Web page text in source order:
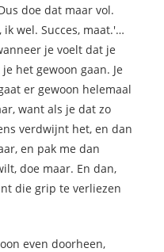
doe dat maar vol.
ik wel. Succes, maat.'…
je voelt dat je
het gewoon gaan. Je
er gewoon helemaal
want als je dat zo
verdwijnt het, en dan
en pak me dan
doe maar. En dan,
die grip te verliezen
even doorheen,